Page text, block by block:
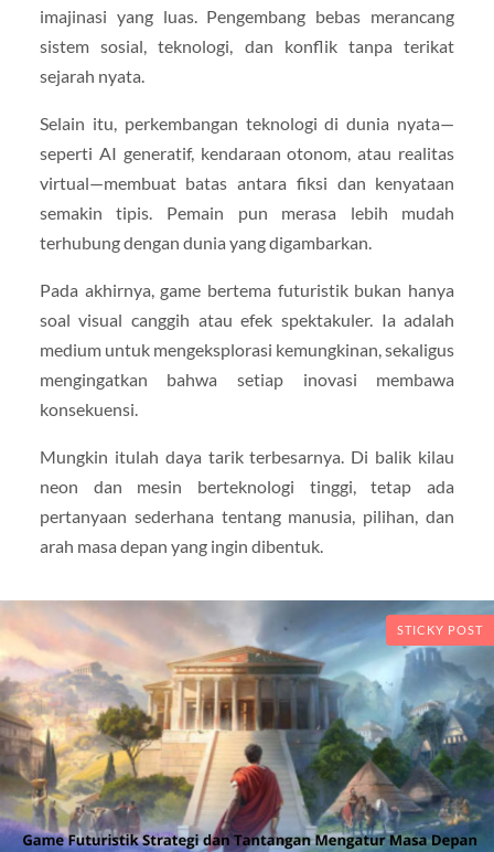
imajinasi yang luas. Pengembang bebas merancang
sistem sosial, teknologi, dan konflik tanpa terikat
sejarah nyata.
Selain itu, perkembangan teknologi di dunia nyata—
seperti AI generatif, kendaraan otonom, atau realitas
virtual—membuat batas antara fiksi dan kenyataan
semakin tipis. Pemain pun merasa lebih mudah
terhubung dengan dunia yang digambarkan.
Pada akhirnya, game bertema futuristik bukan hanya
soal visual canggih atau efek spektakuler. Ia adalah
medium untuk mengeksplorasi kemungkinan, sekaligus
mengingatkan bahwa setiap inovasi membawa
konsekuensi.
Mungkin itulah daya tarik terbesarnya. Di balik kilau
neon dan mesin berteknologi tinggi, tetap ada
pertanyaan sederhana tentang manusia, pilihan, dan
arah masa depan yang ingin dibentuk.
STICKY POST